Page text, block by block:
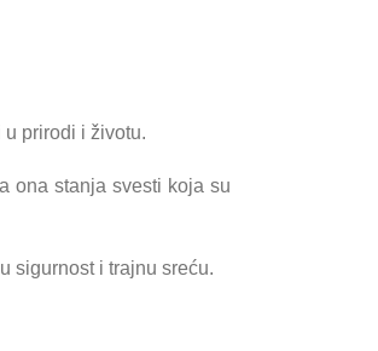
prirodi i životu.
ona stanja svesti koja su
sigurnost i trajnu sreću.